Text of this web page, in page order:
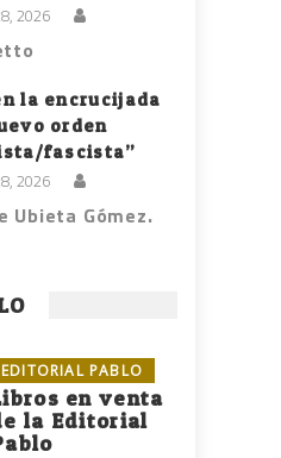
2026
la encrucijada
orden
fascista”
2026
Ubieta Gómez.
EDITORIAL PABLO
en venta
la Editorial